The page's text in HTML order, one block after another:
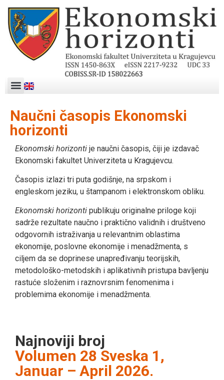
Naučni časopis Ekonomski
horizonti
Ekonomski horizonti je naučni časopis, čiji je izdavač
Ekonomski fakultet Univerziteta u Kragujevcu.
Časopis izlazi tri puta godišnje, na srpskom i
engleskom jeziku, u štampanom i elektronskom obliku.
Ekonomski horizonti publikuju originalne priloge koji
sadrže rezultate naučno i praktično validnih i društveno
odgovornih istraživanja u relevantnim oblastima
ekonomije, poslovne ekonomije i menadžmenta, s
ciljem da se doprinese unapređivanju teorijskih,
metodološko-metodskih i aplikativnih pristupa bavljenju
rastuće složenim i raznovrsnim fenomenima i
problemima ekonomije i menadžmenta.
Najnoviji broj
Volumen 28 Sveska 1,
Januar – April 2026.